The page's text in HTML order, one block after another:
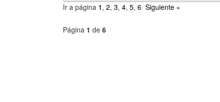
Ir a página 1, 2, 3, 4, 5, 6 Siguiente »
Página 1 de 6